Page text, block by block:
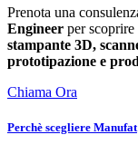
Prenota una
Engineer per scoprire
stampante 3D,
prototipazione e
Chiama Ora
Perchè scegliere Manufat